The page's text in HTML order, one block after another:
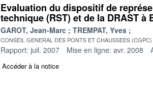
Evaluation du dispositif de
technique (RST) et de la DRAST à
GAROT, Jean-Marc TREMPAT, Yves
CONSEIL GENERAL DES PONTS ET CHAUSSEES (CGPC)
Rapport: juil. 2007 Mise en ligne: avr. 2008
Accéder à la notice